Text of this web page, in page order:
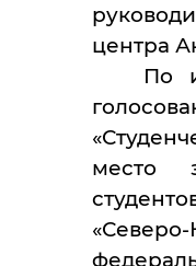
центра
По
место
«Северо-